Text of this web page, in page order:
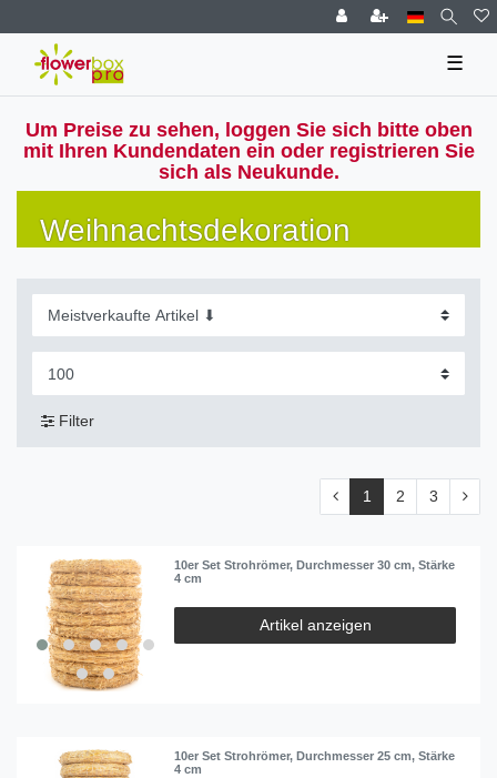
☰
Um Preise zu sehen, loggen Sie sich bitte oben
mit Ihren Kundendaten ein oder registrieren Sie
sich als Neukunde.
Weihnachtsdekoration
Filter
1 2 3
10er Set Strohrömer, Durchmesser 30 cm, Stärke
4 cm
Artikel anzeigen
10er Set Strohrömer, Durchmesser 25 cm, Stärke
4 cm